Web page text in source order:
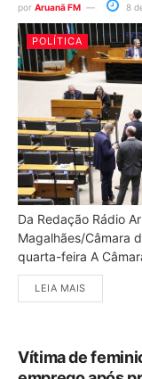
por Aruanã FM 8
POLÍTICA
Da Redação Rádio
Magalhães/Câmara
quarta-feira A
LEIA MAIS
Vítima de